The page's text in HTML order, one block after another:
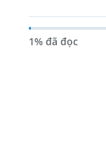
1% đã đọc